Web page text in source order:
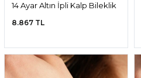
14 Ayar Altın İpli Kalp Bileklik
8.867 TL